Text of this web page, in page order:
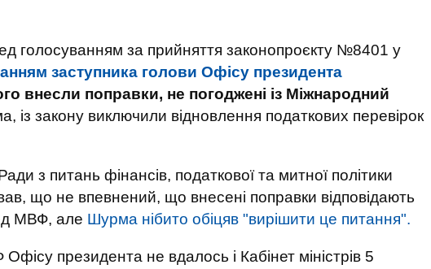
голосуванням за прийняття законопроєкту №8401 у
заступника голови Офісу президента
внесли поправки, не погоджені із Міжнародний
із закону виключили відновлення податкових перевірок
з питань фінансів, податкової та митної політики
що не впевнений, що внесені поправки відповідають
МВФ, але Шурма нібито обіцяв "вирішити це питання".
президента не вдалось і Кабінет міністрів 5